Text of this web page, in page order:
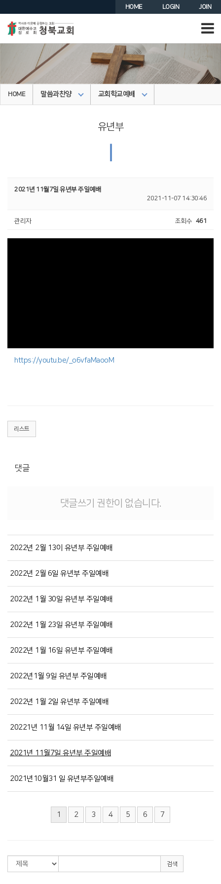
JOIN
LOGIN
HOME
HOME 말씀과찬양 교회학교예배
유년부
2021년 11월7일 유년부 주일예배
2021-11-07 14:30:46
관리자 조회수 461
https://youtu.be/_o6vfaMaooM
리스트
댓글
댓글쓰기 권한이 없습니다.
2022년 2월 13이 유년부 주일예배
2022년 2월 6일 유년부 주일예배
2022년 1월 30일 유년부 주일예배
2022년 1월 23일 유년부 주일예배
2022년 1월 16일 유년부 주일예배
2022년1월 9일 유년부 주일예배
2022년 1월 2일 유년부 주일예배
20221년 11월 14일 유년부 주일예배
2021년 11월7일 유년부 주일예배
2021년10월31 일 유년부주일예배
1 2 3 4 5 6 7
검색